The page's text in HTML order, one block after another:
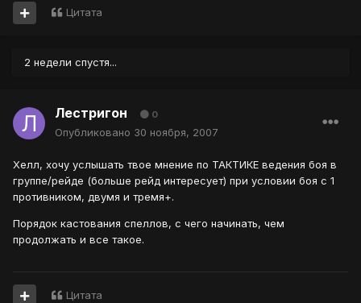
Цитата
2 недели спустя...
Лестригон 0
Опубликовано 30 ноября, 2007
Хелл, хочу услышать твое мнение по ТАКТИКЕ ведения боя в
группе/рейде (больше рейд интересует) при условии боя с 1
противником, двумя и тремя+.
Порядок кастования спеллов, с чего начинать, чем
продолжать и все такое.
Цитата